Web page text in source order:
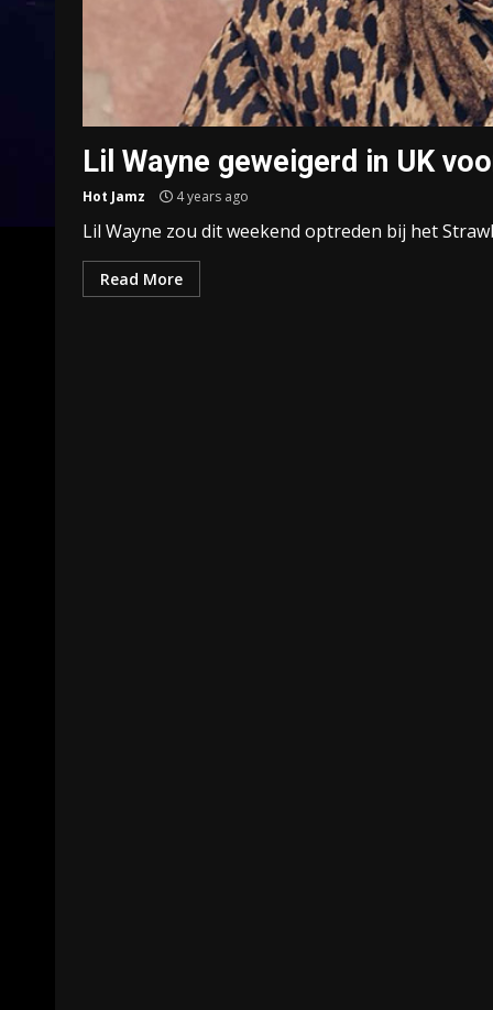
Lil Wayne geweigerd in UK
Hot Jamz 4 years ago
Lil Wayne zou dit weekend optreden bij het
Read More